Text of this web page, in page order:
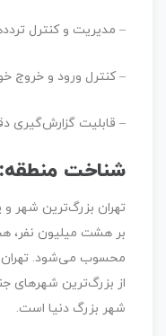
– مدیریت و کنترل
– کنترل ورود و خروج
– قابلیت گزارش‌گیری
شناخت منطقه:
تهران بزرگ‌ترین شهر و
بر هشت میلیون نفر،
از بزرگ‌ترین شهرهای
شهر بزرگ دنیا است.